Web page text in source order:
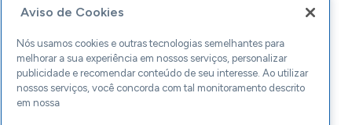
Aviso de Cookies
Nós usamos cookies e outras tecnologias semelhantes para
melhorar a sua experiência em nossos serviços, personalizar
publicidade e recomendar conteúdo de seu interesse. Ao utilizar
nossos serviços, você concorda com tal monitoramento descrito
em nossa